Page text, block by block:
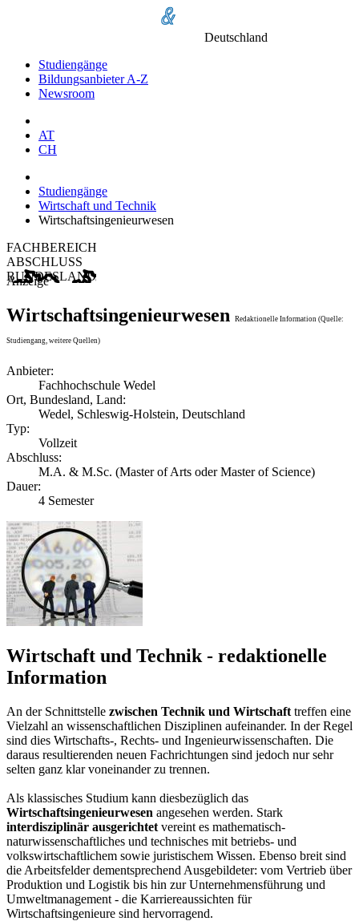
Deutschland
Studiengänge
Bildungsanbieter A-Z
Newsroom
AT
CH
Studiengänge
Wirtschaft und Technik
Wirtschaftsingenieurwesen
FACHBEREICH
ABSCHLUSS
BUNDESLAND
Anzeige
Wirtschaftsingenieurwesen Redaktionelle Information (Quelle:
Studiengang, weitere Quellen)
Anbieter:
Fachhochschule Wedel
Ort, Bundesland, Land:
Wedel, Schleswig-Holstein, Deutschland
Typ:
Vollzeit
Abschluss:
M.A. & M.Sc. (Master of Arts oder Master of Science)
Dauer:
4 Semester
Wirtschaft und Technik - redaktionelle
Information
An der Schnittstelle zwischen Technik und Wirtschaft treffen eine
Vielzahl an wissenschaftlichen Disziplinen aufeinander. In der Regel
sind dies Wirtschafts-, Rechts- und Ingenieurwissenschaften. Die
daraus resultierenden neuen Fachrichtungen sind jedoch nur sehr
selten ganz klar voneinander zu trennen.
Als klassisches Studium kann diesbezüglich das
Wirtschaftsingenieurwesen angesehen werden. Stark
interdisziplinär ausgerichtet vereint es mathematisch-
naturwissenschaftliches und technisches mit betriebs- und
volkswirtschaftlichem sowie juristischem Wissen. Ebenso breit sind
die Arbeitsfelder dementsprechend Ausgebildeter: vom Vertrieb über
Produktion und Logistik bis hin zur Unternehmensführung und
Umweltmanagement - die Karriereaussichten für
Wirtschaftsingenieure sind hervorragend.